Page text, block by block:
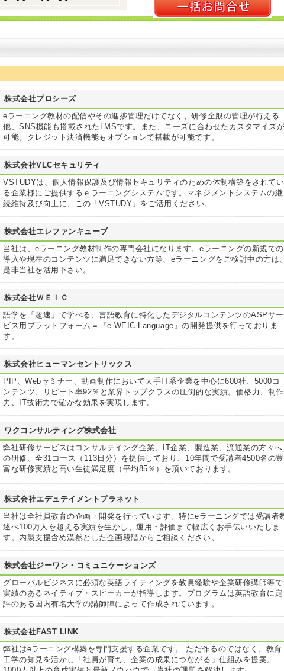
株式会社プロシーズ
eラーニング教材の配信やその進捗管理だけでなく、研修全般の管理が行える
他、SNS機能も搭載されたLMSです。また、ニーズに合わせたカスタマイズ
可能。クレジット決済機能もオプションで搭載が可能です。
株式会社VLCセキュリティ
VSTUDYは、個人情報保護及び情報セキュリティのための体制構築をされてい
る企業様にご提供するｅラーニングシステムです。マネジメントシステムの継
続維持及び向上に、この「VSTUDY」をご活用ください。
株式会社エレファンキューブ
当社は、eラーニング教材制作の専門会社になります。eラーニングの新規での
導入や現在のコンテンツに満足できない方等、eラーニングをご検討中の方は
是非当社を活用下さい。
株式会社ＷＥＩＣ
語学を「超速」で学べる、言語教育に特化したデジタルコンテンツのASPサー
ビス用プラットフォーム＝『e-WEIC Language』の開発提供を行っておりま
す。
株式会社ヒューマンセントリックス
PIP、Webセミナー、動画制作において大手IT系企業を中心に600社、5000コ
ンテンツ、リピート率92％と業界トップクラスの圧倒的な実績。価格力、制作
力、IT技術力で確かな効果を実現します。
ワクコンサルティング株式会社
弊社研修サービスはコンサルテイング企業、IT企業、製造業、流通業の方々へ
の研修、全31コース（113日分）を提供しており、10年間で受講者4500名の豊
富な研修実績と高い生徒満足度（平均85％）を頂いております。
株式会社エデュテイメントプラネット
当社は全社員教育の企画・開発を行っています。特にeラーニングでは受講者
述べ100万人を超える実績を生かし、運用・評価まで幅広くお手伝いいたしま
す。内製支援含め漠然とした企画段階からご相談ください。
株式会社ジーワン・コミュニケーションズ
グローバルビジネスに必須な英語ライティングを教員経験や企業研修講師等で
実績のあるネイティブ・スピーカーが指導します。プログラムは英語教育に定
評のある国内有名大学の講師陣によって作成されています。
株式会社FAST LINK
弊社はeラーニング構築を専門支援する企業です。 ただ作るのではなく、教育
工学の知見を活かし「社員が育ち、企業の成果につながる」仕組みを提案。